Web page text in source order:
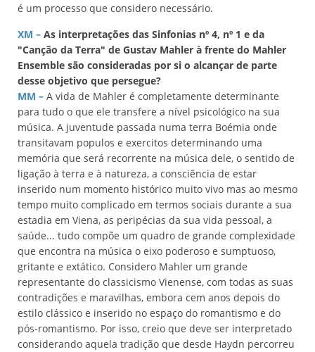
é um processo que considero necessário.
XM – As interpretações das Sinfonias nº 4, nº 1 e da
"Canção da Terra" de Gustav Mahler à frente do Mahler
Ensemble são consideradas por si o alcançar de parte
desse objetivo que persegue?
MM – A vida de Mahler é completamente determinante
para tudo o que ele transfere a nível psicológico na sua
música. A juventude passada numa terra Boémia onde
transitavam populos e exercitos determinando uma
memória que será recorrente na música dele, o sentido de
ligação à terra e à natureza, a consciência de estar
inserido num momento histórico muito vivo mas ao mesmo
tempo muito complicado em termos sociais durante a sua
estadia em Viena, as peripécias da sua vida pessoal, a
saúde... tudo compõe um quadro de grande complexidade
que encontra na música o eixo poderoso e sumptuoso,
gritante e extático. Considero Mahler um grande
representante do classicismo Vienense, com todas as suas
contradições e maravilhas, embora cem anos depois do
estilo clássico e inserido no espaço do romantismo e do
pós-romantismo. Por isso, creio que deve ser interpretado
considerando aquela tradição que desde Haydn percorreu